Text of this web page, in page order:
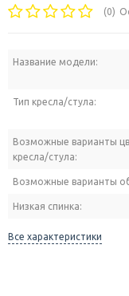
(0)
Название модели:
Тип кресла/стула:
Возможные варианты
кресла/стула:
Возможные варианты
Низкая спинка:
Все характеристики